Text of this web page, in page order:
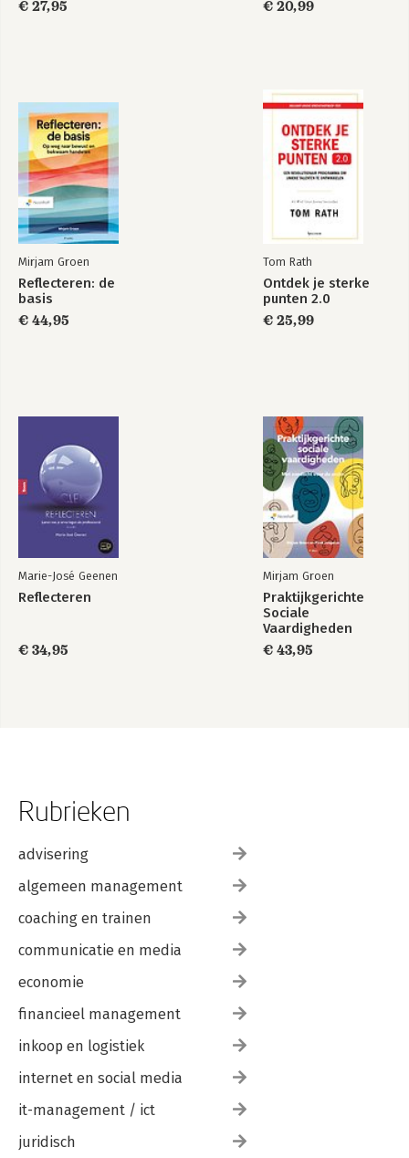
€ 27,95 € 20,99
Mirjam Groen
Reflecteren: de
basis
€ 44,95
Tom Rath
Ontdek je sterke
punten 2.0
€ 25,99
Marie-José Geenen
Reflecteren
€ 34,95
Mirjam Groen
Praktijkgerichte
Sociale
Vaardigheden
€ 43,95
Rubrieken
advisering
algemeen management
coaching en trainen
communicatie en media
economie
financieel management
inkoop en logistiek
internet en social media
it-management / ict
juridisch